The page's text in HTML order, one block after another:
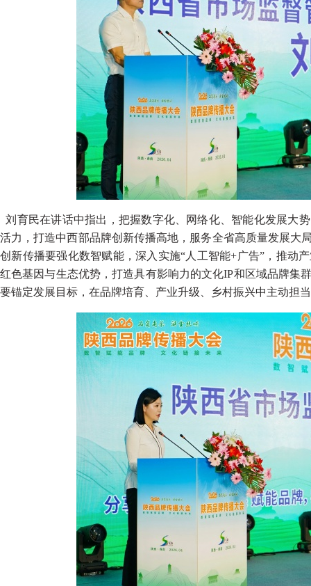
刘育民在讲话中指出，把握数字化、网络化、智能化发展大
活力，打造中西部品牌创新传播高地，服务全省高质量发展大
创新传播要强化数智赋能，深入实施“人工智能+广告”，推动
红色基因与生态优势，打造具有影响力的文化IP和区域品牌集
要锚定发展目标，在品牌培育、产业升级、乡村振兴中主动担